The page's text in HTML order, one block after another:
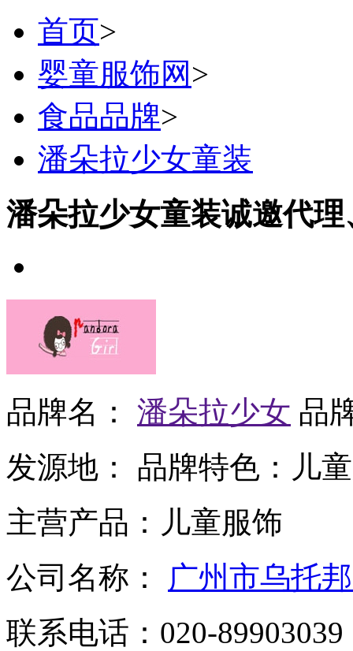
首页>
婴童服饰网 >
食品品牌>
潘朵拉少女童装
潘朵拉少女童装诚邀代理
品牌名： 潘朵拉少女 品
发源地：
品牌特色： 儿
主营产品： 儿童服饰
公司名称： 广州市乌托
联系电话： 020-89903039